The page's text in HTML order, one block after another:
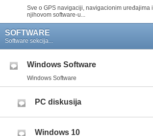
Sve o GPS navigaciji, navigacionim uređajima i
njihovom software-u...
SOFTWARE
Software sekcija...
Windows Software
Windows Software
PC diskusija
Windows 10